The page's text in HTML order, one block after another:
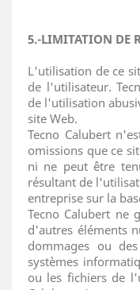
5.-LIMITATION DE
L'utilisation de ce
de l'utilisateur.
de l'utilisation
site Web.
Tecno Calubert
omissions que ce
ni ne peut être
résultant de
entreprise sur la
Tecno Calubert ne
d'autres éléments
dommages ou
systèmes
ou les fichiers de